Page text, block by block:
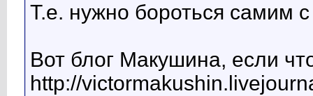
Т.е. нужно бороться самим
Вот блог Макушина, если
http://